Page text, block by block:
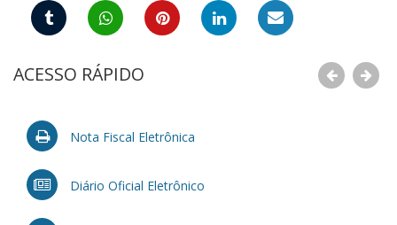
ACESSO RÁPIDO
Nota Fiscal Eletrônica
Diário Oficial Eletrônico